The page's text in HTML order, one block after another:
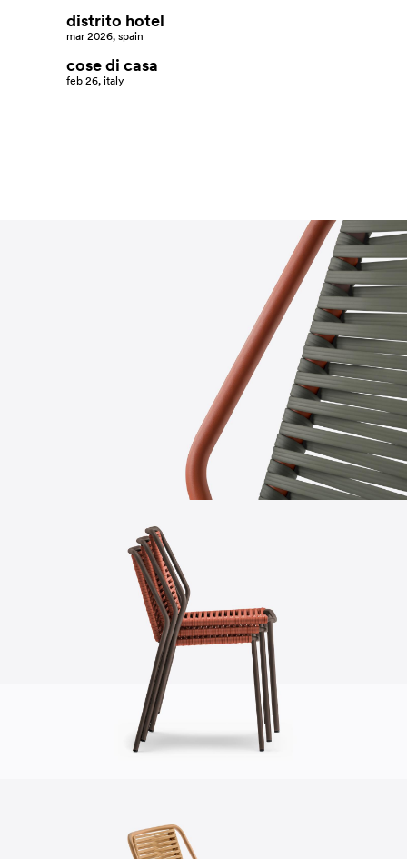
distrito hotel
mar 2026, spain
cose di casa
feb 26, italy